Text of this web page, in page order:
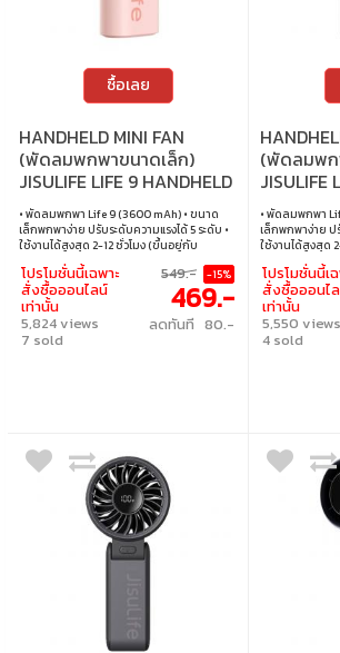
ซื้อเลย
HANDHELD MINI FAN
(พัดลมพกพาขนาดเล็ก)
JISULIFE LIFE 9 HANDHELD
FAN 3600 MAH (PINK)
• พัดลมพกพา Life 9 (3600 mAh) • ขนาด
เล็กพกพาง่าย ปรับระดับความแรงได้ 5 ระดับ •
ใช้งานได้สูงสุด 2-12 ชั่วโมง (ขึ้นอยู่กับ
ความเร็วลม) • ใช้เวลาชาร์จ 2.5-3.5 ชั่วโมง ใช้
พอร์ต USB-Type C ในการชาร์จ • ความจุ
แบตเตอรี่ 3600mAh • ขนาดแพคเกจ 3.6 x
6.35 x 14.3 cm น้ำหนัก 204 กรัม
โปรโมชั่นนี้เฉพาะ
สั่งซื้อออนไลน์
เท่านั้น
5,824 views
7 sold
549.- -15%
469.-
ลดทันที 80.-
(พัดลมพก
JISULIFE
FAN
• พัดลมพกพา
เล็กพกพาง่าย ป
ใช้งานได้สูงสุด
ความเร็วลม) •
พอร์ต USB-Type
แบตเตอรี่
6.35 x 14.3 cm
โปรโมชั่นนี้เ
สั่งซื้อออนไ
เท่านั้น
5,550 views
4 sold